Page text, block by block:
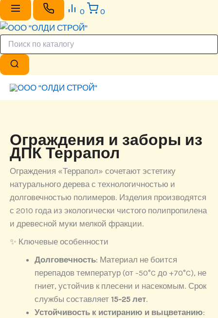
0 0
Ограждения и заборы из
ДПК Террапол
Ограждения «Террапол» сочетают эстетику
натурального дерева с технологичностью и
долговечностью полимеров. Изделия производятся
с 2010 года из экологически чистого полипропилена
и древесной муки мелкой фракции.
✨ Ключевые особенности
Долговечность: Материал не боится
перепадов температур (от -50°C до +70°C), не
гниет, устойчив к плесени и насекомым. Срок
службы составляет 15-25 лет.
Устойчивость к истиранию и выцветанию: